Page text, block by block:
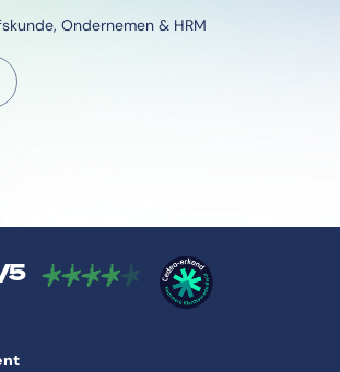
Ondernemen & HRM
eigenschappen
/5